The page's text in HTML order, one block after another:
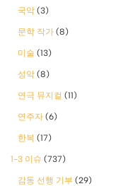
국악 (3)
문학 작가 (8)
미술 (13)
성악 (8)
연극 뮤지컬 (11)
연주자 (6)
한복 (17)
1-3 이슈 (737)
감동 선행 기부 (29)